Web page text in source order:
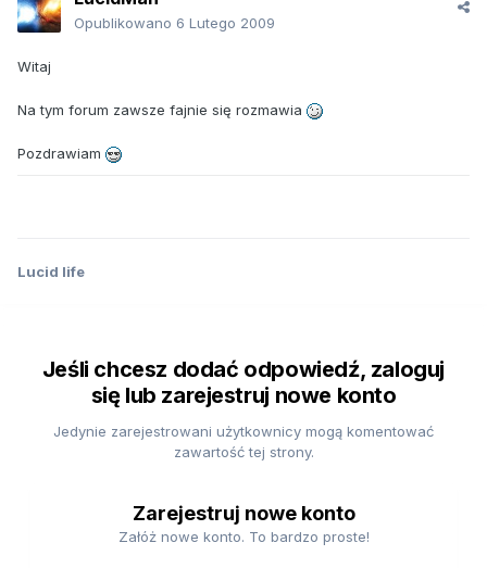
Opublikowano 6 Lutego 2009
Witaj
Na tym forum zawsze fajnie się rozmawia
Pozdrawiam
Lucid life
Jeśli chcesz dodać odpowiedź, zaloguj
się lub zarejestruj nowe konto
Jedynie zarejestrowani użytkownicy mogą komentować
zawartość tej strony.
Zarejestruj nowe konto
Załóż nowe konto. To bardzo proste!